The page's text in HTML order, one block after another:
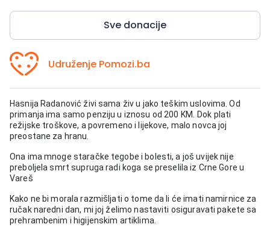
Sve donacije
Udruženje Pomozi.ba
Hasnija Radanović živi sama živ u jako teškim uslovima. Od
primanja ima samo penziju u iznosu od 200 KM.
Dok plati
režijske troškove, a povremeno i lijekove, malo novca joj
preostane za hranu.
Ona ima mnoge staračke tegobe i bolesti, a još uvijek nije
preboljela smrt supruga radi koga se preselila iz Crne Gore u
Vareš
Kako ne bi morala razmišljati o tome da li će imati namirnice za
ručak naredni dan, mi joj želimo nastaviti osiguravati pakete sa
prehrambenim i higijenskim artiklima.